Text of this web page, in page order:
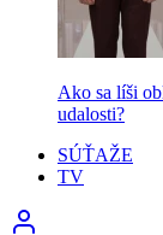
Ako sa líši
udalosti?
SÚŤAŽE
TV